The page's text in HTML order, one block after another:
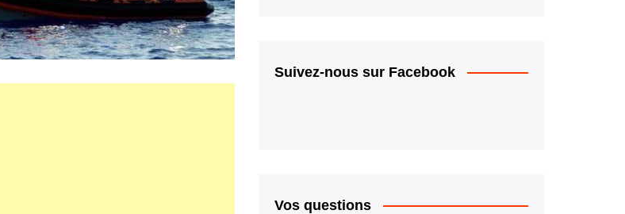
Suivez-nous sur Facebook
Vos questions